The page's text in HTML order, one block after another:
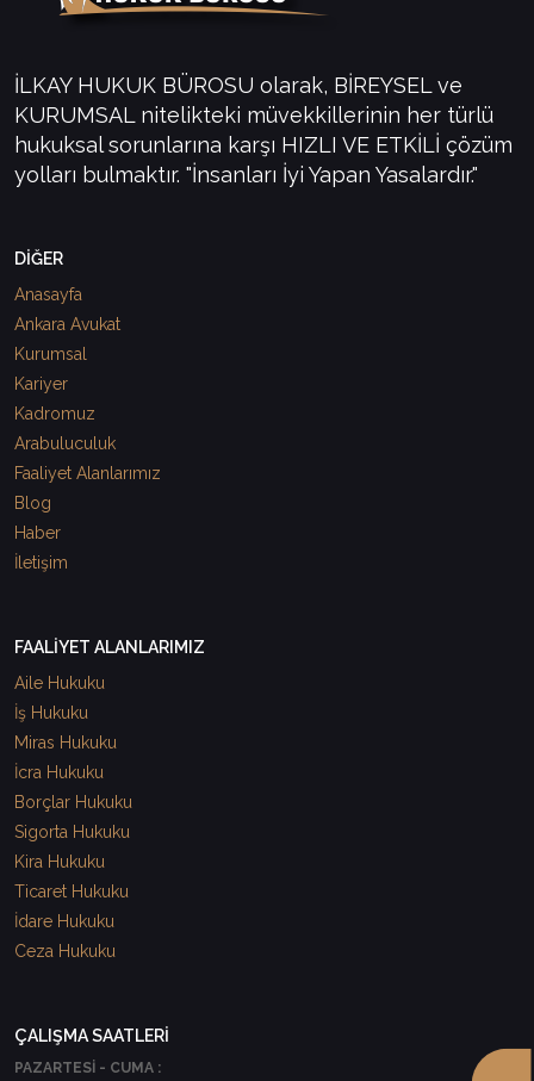
İLKAY HUKUK BÜROSU olarak, BİREYSEL ve
KURUMSAL nitelikteki müvekkillerinin her türlü
hukuksal sorunlarına karşı HIZLI VE ETKİLİ çözüm
yolları bulmaktır. "İnsanları İyi Yapan Yasalardır."
DİĞER
Anasayfa
Ankara Avukat
Kurumsal
Kariyer
Kadromuz
Arabuluculuk
Faaliyet Alanlarımız
Blog
Haber
İletişim
FAALİYET ALANLARIMIZ
Aile Hukuku
İş Hukuku
Miras Hukuku
İcra Hukuku
Borçlar Hukuku
Sigorta Hukuku
Kira Hukuku
Ticaret Hukuku
İdare Hukuku
Ceza Hukuku
ÇALIŞMA SAATLERİ
PAZARTESİ - CUMA :